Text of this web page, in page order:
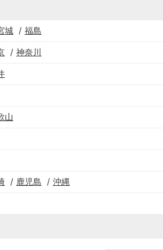
城 福島
神奈川
山
鹿児島 沖縄